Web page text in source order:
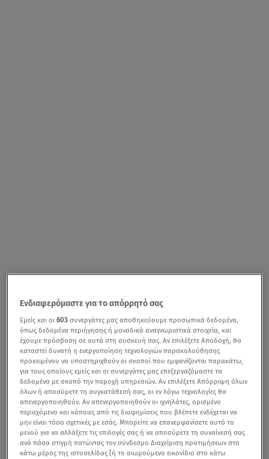
Ενδιαφερόμαστε για το απόρρητό σας
Εμείς και οι603 συνεργάτες μας αποθηκεύουμε προσωπικά δεδομένα,
όπως δεδομένα περιήγησης ή μοναδικά αναγνωριστικά στοιχεία, και
έχουμε πρόσβαση σε αυτά στη συσκευή σας. Αν επιλέξετε Αποδοχή, θα
καταστεί δυνατή η ενεργοποίηση τεχνολογιών παρακολούθησης
προκειμένου να υποστηριχθούν οι σκοποί που εμφανίζονται παρακάτω,
για τους οποίους εμείς και οι συνεργάτες μας επεξεργαζόμαστε τα
δεδομένα με σκοπό την παροχή υπηρεσιών. Αν επιλέξετε Απόρριψη όλων
όλων ή αποσύρετε τη συγκατάθεσή σας, οι εν λόγω τεχνολογίες θα
απενεργοποιηθούν. Αν απενεργοποιηθούν οι ιχνηλάτες, ορισμένο
περιεχόμενο και κάποιες από τις διαφημίσεις που βλέπετε ενδέχεται να
μην είναι τόσο σχετικές με εσάς. Μπορείτε να επανεμφανίσετε αυτό το
μενού για να αλλάξετε τις επιλογές σας ή να αποσύρετε τη συναίνεσή σας
ανά πάσα στιγμή πατώντας τον σύνδεσμο Διαχείριση προτιμήσεων στο
κάτω μέρος της ιστοσελίδας [ή το αιωρούμενο εικονίδιο στο κάτω